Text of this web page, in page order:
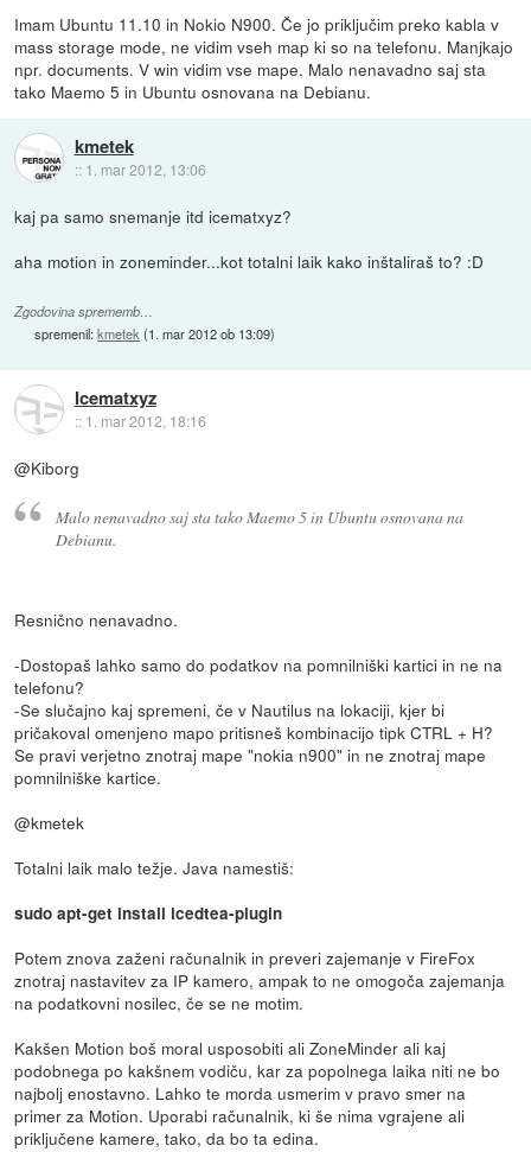
Imam Ubuntu 11.10 in Nokio N900. Če jo priključim preko kabla v
mass storage mode, ne vidim vseh map ki so na telefonu. Manjkajo
npr. documents. V win vidim vse mape. Malo nenavadno saj sta
tako Maemo 5 in Ubuntu osnovana na Debianu.
kmetek
:: 1. mar 2012, 13:06
kaj pa samo snemanje itd icematxyz?
aha motion in zoneminder...kot totalni laik kako inštaliraš to? :D
Zgodovina sprememb…
spremenil:kmetek (1. mar 2012 ob 13:09)
Icematxyz
:: 1. mar 2012, 18:16
@Kiborg
Malo nenavadno saj sta tako Maemo 5 in Ubuntu osnovana na
Debianu.
Resnično nenavadno.
-Dostopaš lahko samo do podatkov na pomnilniški kartici in ne na
telefonu?
-Se slučajno kaj spremeni, če v Nautilus na lokaciji, kjer bi
pričakoval omenjeno mapo pritisneš kombinacijo tipk CTRL + H?
Se pravi verjetno znotraj mape "nokia n900" in ne znotraj mape
pomnilniške kartice.
@kmetek
Totalni laik malo težje. Java namestiš:
sudo apt-get install icedtea-plugin
Potem znova zaženi računalnik in preveri zajemanje v FireFox
znotraj nastavitev za IP kamero, ampak to ne omogoča zajemanja
na podatkovni nosilec, če se ne motim.
Kakšen Motion boš moral usposobiti ali ZoneMinder ali kaj
podobnega po kakšnem vodiču, kar za popolnega laika niti ne bo
najbolj enostavno. Lahko te morda usmerim v pravo smer na
primer za Motion. Uporabi računalnik, ki še nima vgrajene ali
priključene kamere, tako, da bo ta edina.